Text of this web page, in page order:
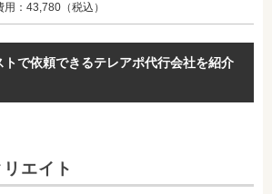
用：43,780（税込）
トで依頼できるテレアポ代行会社を紹介
エイト